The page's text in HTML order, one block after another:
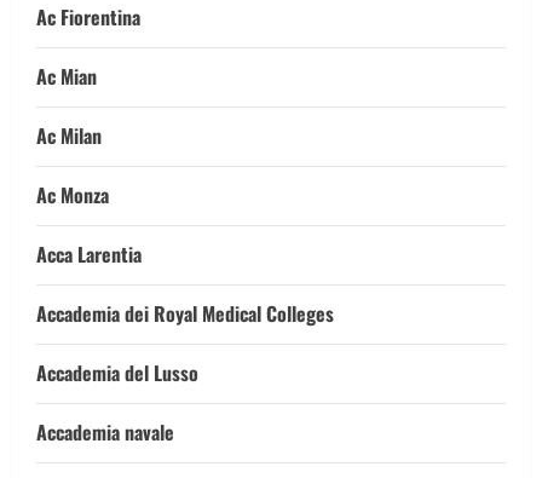
Ac Fiorentina
Ac Mian
Ac Milan
Ac Monza
Acca Larentia
Accademia dei Royal Medical Colleges
Accademia del Lusso
Accademia navale